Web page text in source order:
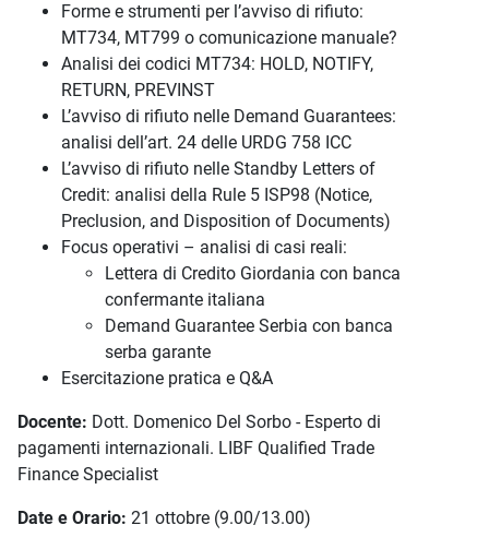
Forme e strumenti per l’avviso di rifiuto:
MT734, MT799 o comunicazione manuale?
Analisi dei codici MT734: HOLD, NOTIFY,
RETURN, PREVINST
L’avviso di rifiuto nelle Demand Guarantees:
analisi dell’art. 24 delle URDG 758 ICC
L’avviso di rifiuto nelle Standby Letters of
Credit: analisi della Rule 5 ISP98 (Notice,
Preclusion, and Disposition of Documents)
Focus operativi – analisi di casi reali:
Lettera di Credito Giordania con banca
confermante italiana
Demand Guarantee Serbia con banca
serba garante
Esercitazione pratica e Q&A
Docente: Dott. Domenico Del Sorbo - Esperto di
pagamenti internazionali. LIBF Qualified Trade
Finance Specialist
Date e Orario: 21 ottobre (9.00/13.00)